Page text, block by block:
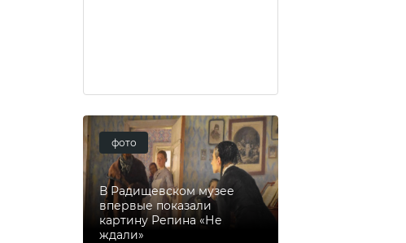
фото
В Радищевском музее
впервые показали
картину Репина «Не
ждали»